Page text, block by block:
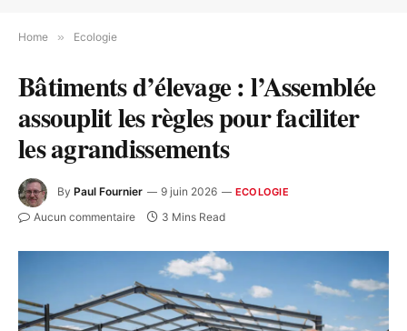
Home » Ecologie
Bâtiments d’élevage : l’Assemblée
assouplit les règles pour faciliter
les agrandissements
By Paul Fournier 9 juin 2026 ECOLOGIE
Aucun commentaire 3 Mins Read